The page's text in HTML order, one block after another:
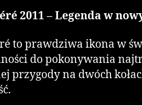
2011 – Legenda w
to prawdziwa ikona w
do pokonywania
przygody na dwóch